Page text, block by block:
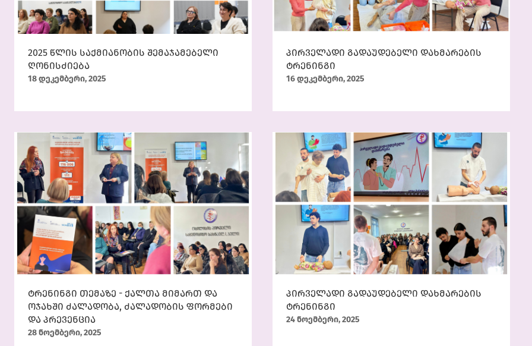
2025 წლის საქმიანობის შემაჯამებელი
ღონისძიება
18 დეკემბერი, 2025
პირველადი გადაუდებელი დახმარების
ტრენინგი
16 დეკემბერი, 2025
ტრენინგი თემაზე - ქალთა მიმართ და
ოჯახში ძალადობა, ძალადობის ფორმები
და პრევენცია
28 ნოემბერი, 2025
პირველადი გადაუდებელი დახმარების
ტრენინგი
24 ნოემბერი, 2025